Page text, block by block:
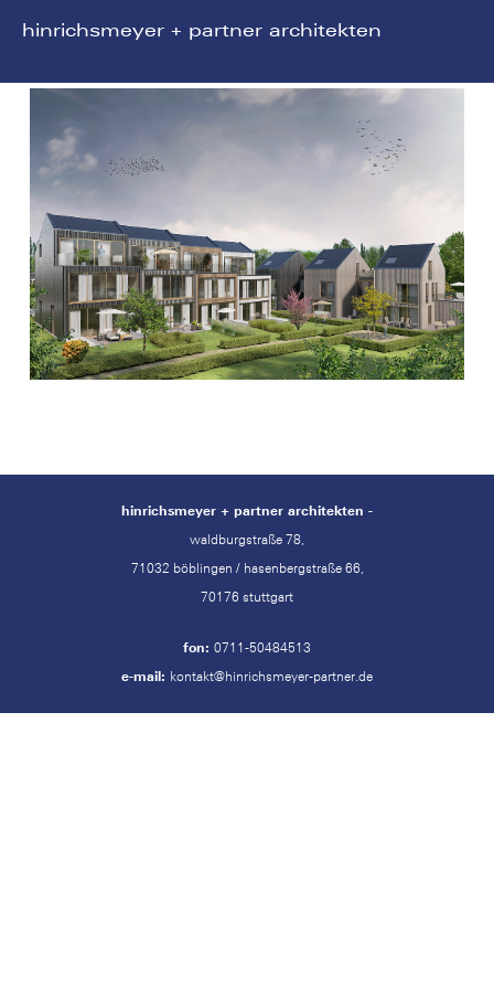
hinrichsmeyer + partner architekten
hinrichsmeyer + partner architekten -
waldburgstraße 78,
71032 böblingen / hasenbergstraße 66,
70176 stuttgart
fon: 0711-50484513
e-mail: kontakt@hinrichsmeyer-partner.de